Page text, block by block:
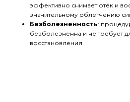
эффективно снимает отёк и
значительному облегчению
Безболезненность:
безболезненна и не требует
восстановления.